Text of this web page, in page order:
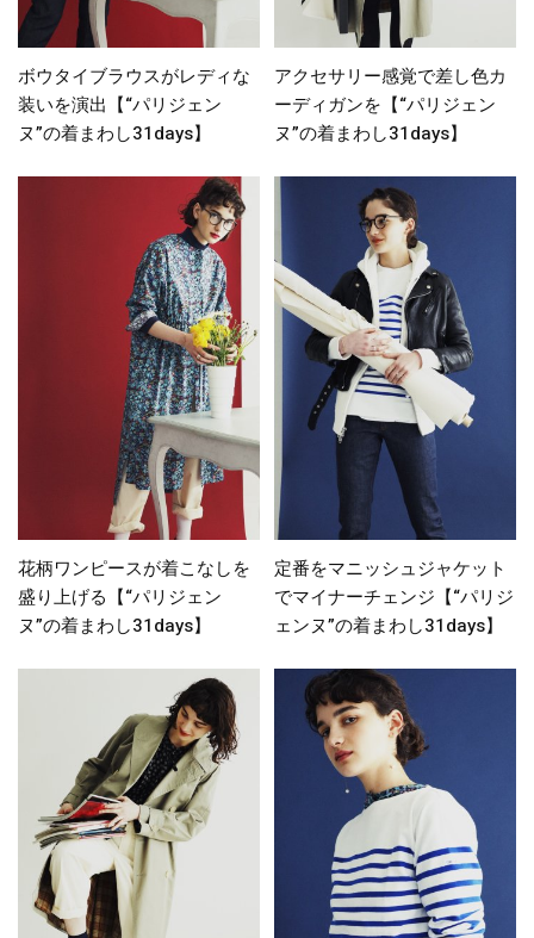
ボウタイブラウスがレディな
装いを演出【“パリジェン
ヌ”の着まわし31days】
アクセサリー感覚で差し色カ
ーディガンを【“パリジェン
ヌ”の着まわし31days】
花柄ワンピースが着こなしを
盛り上げる【“パリジェン
ヌ”の着まわし31days】
定番をマニッシュジャケット
でマイナーチェンジ【“パリジ
ェンヌ”の着まわし31days】